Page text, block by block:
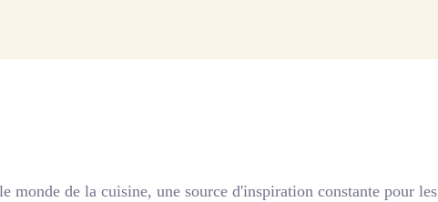
monde de la cuisine, une source d'inspiration constante pour les